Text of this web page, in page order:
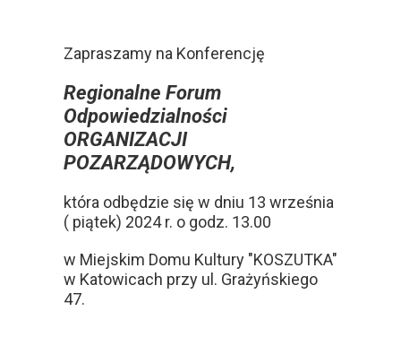
Zapraszamy na Konferencję
Regionalne Forum
Odpowiedzialności
ORGANIZACJI
POZARZĄDOWYCH,
która odbędzie się w dniu 13 września
( piątek) 2024 r. o godz. 13.00
w Miejskim Domu Kultury "KOSZUTKA"
w Katowicach przy ul. Grażyńskiego
47.